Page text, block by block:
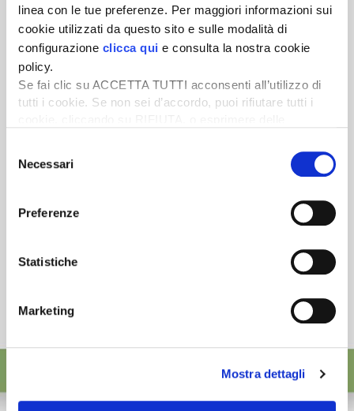
linea con le tue preferenze. Per maggiori informazioni sui
cookie utilizzati da questo sito e sulle modalità di
configurazione clicca qui e consulta la nostra cookie
policy.
Se fai clic su ACCETTA TUTTI acconsenti all’utilizzo di
tutti i cookie. Se non sei d’accordo, puoi rifiutare tutti i
desideri accettare e cliccando ACCETTA SELEZIONATI.
delNecessari
Preferenze
Statistiche
Marketing
Mostra dettagli
Newsletter
Scopri un servizio d'informazione di alta qualità. Tagliato sulle tue
esigenze.